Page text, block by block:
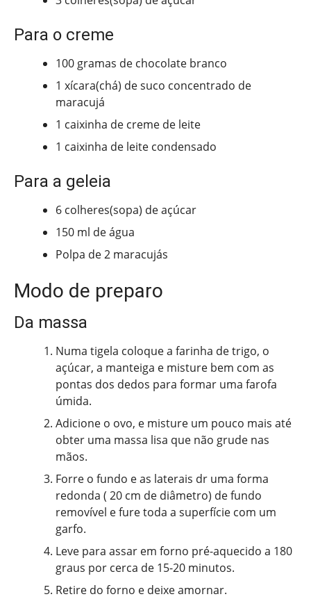
Para o creme
100 gramas de chocolate branco
1 xícara(chá) de suco concentrado de
maracujá
1 caixinha de creme de leite
1 caixinha de leite condensado
Para a geleia
6 colheres(sopa) de açúcar
150 ml de água
Polpa de 2 maracujás
Modo de preparo
Da massa
Numa tigela coloque a farinha de trigo, o
açúcar, a manteiga e misture bem com as
pontas dos dedos para formar uma farofa
úmida.
Adicione o ovo, e misture um pouco mais até
obter uma massa lisa que não grude nas
mãos.
Forre o fundo e as laterais dr uma forma
redonda ( 20 cm de diâmetro) de fundo
removível e fure toda a superfície com um
garfo.
Leve para assar em forno pré-aquecido a 180
graus por cerca de 15-20 minutos.
Retire do forno e deixe amornar.